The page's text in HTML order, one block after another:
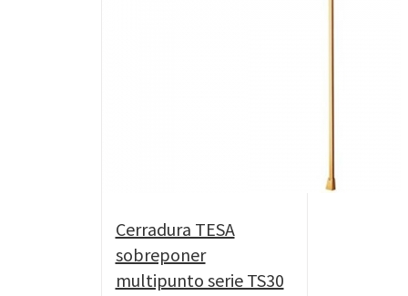
Cerradura TESA
sobreponer
multipunto serie TS30